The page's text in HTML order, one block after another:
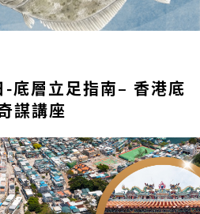
底層立足指南– 香港底
謀講座